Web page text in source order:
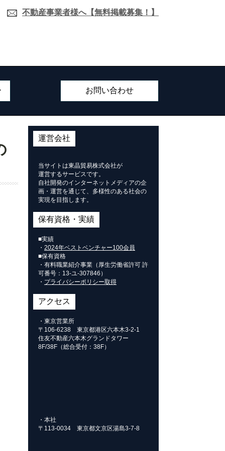
不動産事業者様へ【無料掲載募集！】
お問い合わせ
運営会社
当サイトは東晶貿易株式会社が
運営するサービスです。
自社開発のインターネットメディアの企
画・運営を通じて、多様性のある社会の
実現を目指します。
保有資格・実績
■実績
・ 2024年ベストベンチャー100会員
■保有資格
・有料職業紹介事業（厚生労働省許可 許
可番号： 13-ユ-307846 ）
・ プライバシーポリシー取得
アクセス
・東京営業所
〒106-6238 東京都港区六本木3-2-1
住友不動産六本木グランドタワー
8F/38F（総合受付：38F）
・本社
〒113-0034 東京都文京区湯島3-7-8